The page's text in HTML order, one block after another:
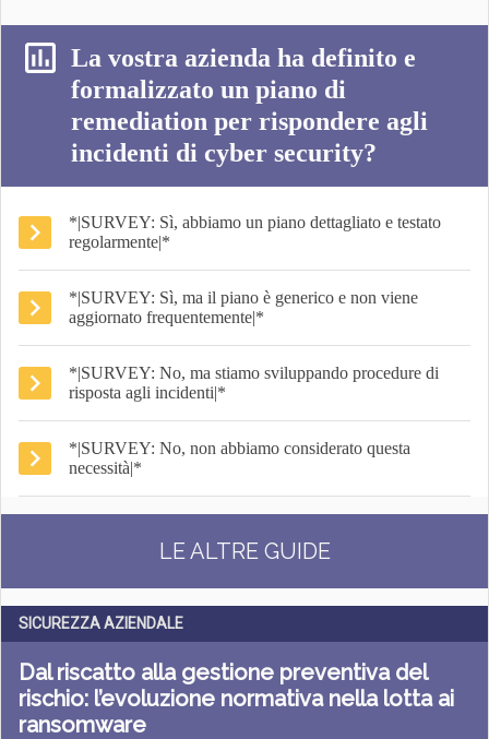
La vostra azienda ha definito e
formalizzato un piano di
remediation per rispondere agli
incidenti di cyber security?
*|SURVEY: Sì, abbiamo un piano dettagliato e testato
regolarmente|*
*|SURVEY: Sì, ma il piano è generico e non viene
aggiornato frequentemente|*
*|SURVEY: No, ma stiamo sviluppando procedure di
risposta agli incidenti|*
*|SURVEY: No, non abbiamo considerato questa
necessità|*
LE ALTRE GUIDE
SICUREZZA AZIENDALE
Dal riscatto alla gestione preventiva del
rischio: l’evoluzione normativa nella lotta ai
ransomware